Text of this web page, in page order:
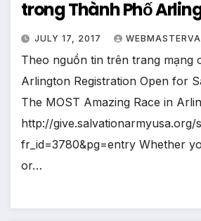
trong Thành Phố
JULY 17, 2017 WEBMASTERVA
Theo nguồn tin trên trang mạng
Arlington Registration Open for
The MOST Amazing Race in
http://give.salvationarmyusa.org/
fr_id=3780&pg=entry Whether
or…